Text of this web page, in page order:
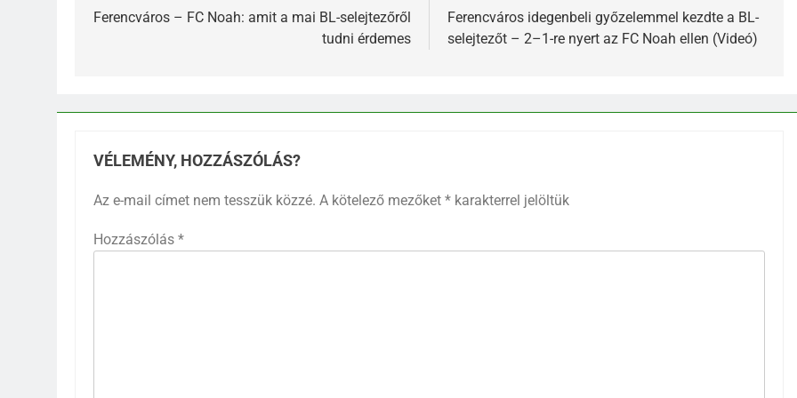
Ferencváros – FC Noah: amit a mai BL-selejtezőről
tudni érdemes
Ferencváros idegenbeli győzelemmel kezdte a BL-
selejtezőt – 2–1-re nyert az FC Noah ellen (Videó)
VÉLEMÉNY, HOZZÁSZÓLÁS?
Az e-mail címet nem tesszük közzé. A kötelező mezőket * karakterrel jelöltük
Hozzászólás *
– Új lendület a Fradi
Petra Simon – Egy magyar